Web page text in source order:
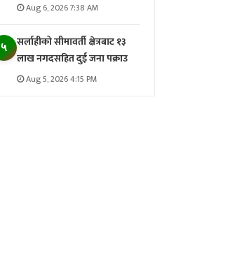
Aug 6, 2026 7:38 AM
५
सर्लाहीको सीमावर्ती क्षेत्रबाट १३
लाख नगदसहित दुई जना पक्राउ
Aug 5, 2026 4:15 PM